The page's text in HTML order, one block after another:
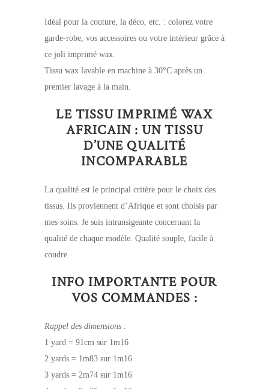
Idéal pour la couture, la déco, etc. : colorez votre
garde-robe, vos accessoires ou votre intérieur grâce à
ce joli imprimé wax.
Tissu wax lavable en machine à 30°C après un
premier lavage à la main.
LE TISSU IMPRIMÉ WAX
AFRICAIN : UN TISSU
D’UNE QUALITÉ
INCOMPARABLE
La qualité est le principal critère pour le choix des
tissus. Ils proviennent d’Afrique et sont choisis par
mes soins. Je suis intransigeante concernant la
qualité de chaque modèle. Qualité souple, facile à
coudre.
INFO IMPORTANTE POUR
VOS COMMANDES :
Rappel des dimensions :
1 yard = 91cm sur 1m16
2 yards = 1m83 sur 1m16
3 yards = 2m74 sur 1m16